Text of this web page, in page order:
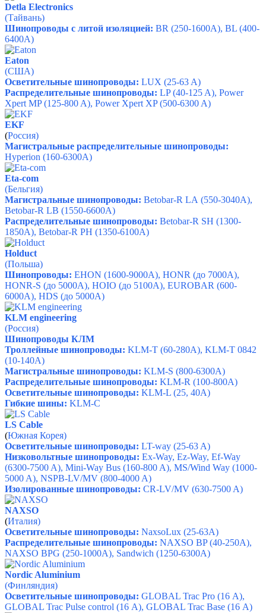
Detla Electronics
(Тайвань)
Шинопроводы с литой изоляцией: BR (250-1600A), BL (400-
6400A)
Eaton
(США)
Осветительные шинопроводы: LUX (25-63 A)
Распределительные шинопроводы: LP (40-125 A), Power
Xpert MP (125-800 A), Power Xpert XP (500-6300 A)
EKF
(Россия)
Магистральные распределительные шинопроводы:
Hyperion (160-6300A)
Eta-com
(Бельгия)
Магистральные шинопроводы: Betobar-R LA (550-3040A),
Betobar-R LB (1550-6600A)
Распределительные шинопроводы: Betobar-R SH (1300-
1850A), Betobar-R PH (1350-6100A)
Holduct
(Польша)
Шинопроводы: EHON (1600-9000А), HONR (до 7000А),
HONR-S (до 5000А), HOIO (до 5100А), EUROBAR (600-
6000A), HDS (до 5000А)
KLM engineering
(Россия)
Шинопроводы КЛМ
Троллейные шинопроводы: KLM-T (60-280A), KLM-T 0842
(10-140A)
Магистральные шинопроводы: KLM-S (800-6300A)
Распределительные шинопроводы: KLM-R (100-800A)
Осветительные шинопроводы: KLM-L (25, 40A)
Гибкие шины: KLM-C
LS Cable
(Южная Корея)
Осветительные шинопроводы: LT-way (25-63 A)
Низковольтные шинопроводы: Ex-Way, Ez-Way, Ef-Way
(6300-7500 A), Mini-Way Bus (160-800 A), MS/Wind Way (1000-
5000 A), NSPB-LV/MV (800-4000 A)
Изолированные шинопроводы: CR-LV/MV (630-7500 A)
NAXSO
(Италия)
Осветительные шинопроводы: NaxsoLux (25-63А)
Распределительные шинопроводы: NAXSO BP (40-250А),
NAXSO BPG (250-1000А), Sandwich (1250-6300А)
Nordic Aluminium
(Финляндия)
Осветительные шинопроводы: GLOBAL Trac Pro (16 А),
GLOBAL Trac Pulse control (16 А), GLOBAL Trac Base (16 А)